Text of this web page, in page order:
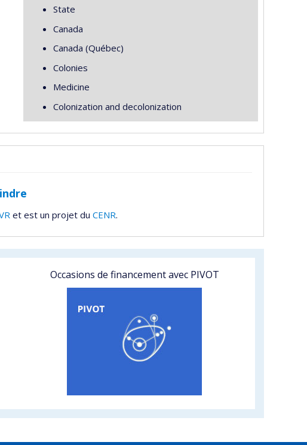
State
Canada
Canada (Québec)
Colonies
Medicine
Colonization and decolonization
et est un projet du CENR.
Occasions de financement avec PIVOT